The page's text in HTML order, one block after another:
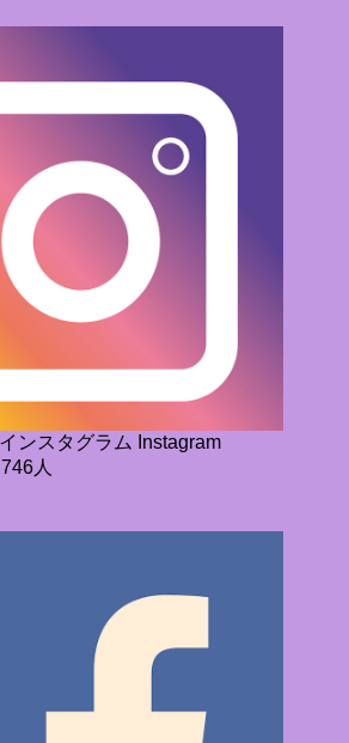
ンスタグラム Instagram
人